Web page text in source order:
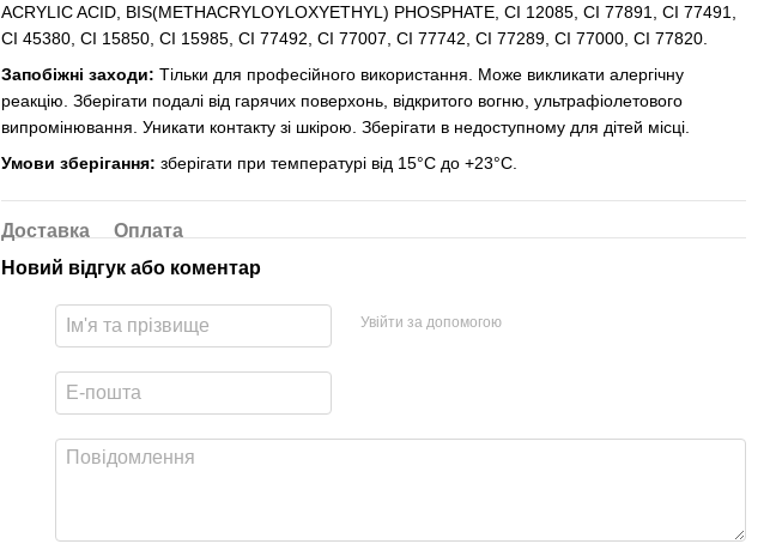
ACRYLIC ACID, BIS(METHACRYLOYLOXYETHYL) PHOSPHATE, CI 12085, CI 77891, CI 77491,
CI 45380, CI 15850, CI 15985, CI 77492, CI 77007, CI 77742, CI 77289, CI 77000, CI 77820.
Запобіжні заходи: Тільки для професійного використання. Може викликати алергічну
реакцію. Зберігати подалі від гарячих поверхонь, відкритого вогню, ультрафіолетового
випромінювання. Уникати контакту зі шкірою. Зберігати в недоступному для дітей місці.
Умови зберігання: зберігати при температурі від 15°C до +23°C.
Доставка
Оплата
Новий відгук або коментар
Увійти за допомогою